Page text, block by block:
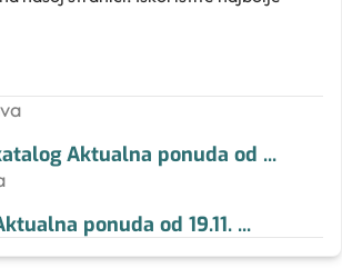
Aktualna ponuda od ...
ponuda od 19.11. ...